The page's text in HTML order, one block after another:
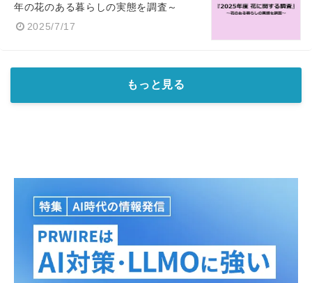
年の花のある暮らしの実態を調査～
2025/7/17
もっと見る